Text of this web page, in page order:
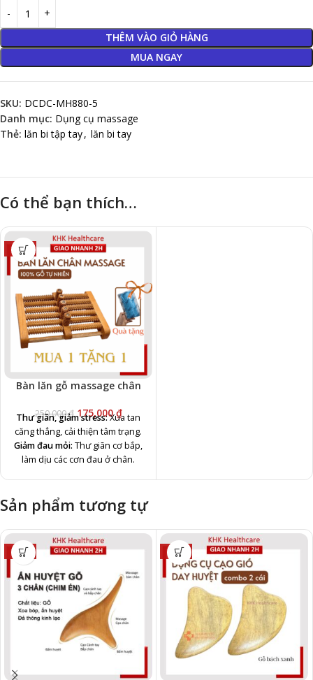
THÊM VÀO GIỎ HÀNG
MUA NGAY
SKU: DCDC-MH880-5
Danh mục: Dụng cụ massage
Thẻ: lăn bi tập tay, lăn bi tay
Có thể bạn thích…
-30%
Bàn lăn gỗ massage chân
250,000₫ 175,000₫
Thư giãn, giảm stress:Xua tan
căng thẳng, cải thiện tâm trạng.
Giảm đau mỏi: Thư giãn cơ bắp,
làm dịu các cơn đau ở chân.
Ngủ ngon hơn: Hỗ trợ giấc ngủ
sâu và chất lượng.
Hỗ trợ xương khớp:Giảm nhức
mỏi, tăng tính linh hoạt.
Giảm phù nề:Hỗ trợ giảm sưng
chân.
Tăng miễn dịch: Kích thích sức
đề kháng của cơ thể.
Sản phẩm tương tự
-40% -38%